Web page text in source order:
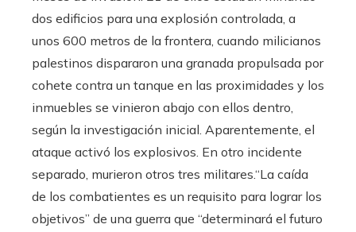
dos edificios para una explosión controlada, a
unos 600 metros de la frontera, cuando milicianos
palestinos dispararon una granada propulsada por
cohete contra un tanque en las proximidades y los
inmuebles se vinieron abajo con ellos dentro,
según la investigación inicial. Aparentemente, el
ataque activó los explosivos. En otro incidente
separado, murieron otros tres militares.“La caída
de los combatientes es un requisito para lograr los
objetivos” de una guerra que “determinará el futuro